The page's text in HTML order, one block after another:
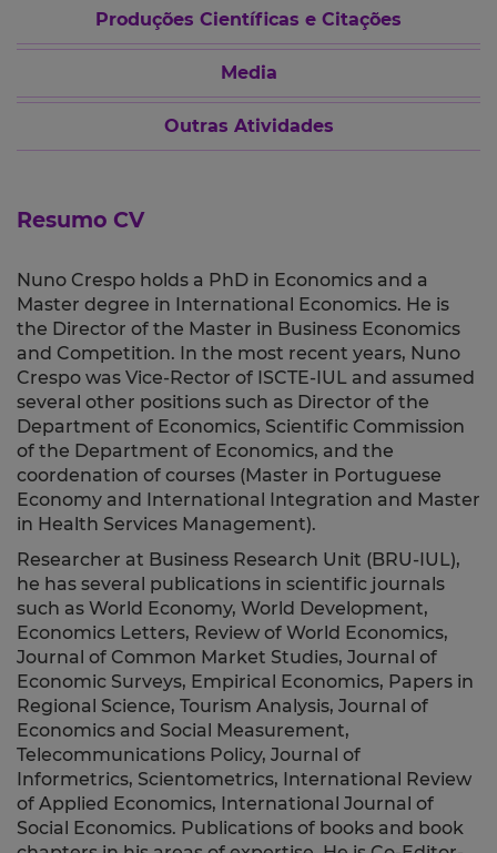
Produções Científicas e Citações
Media
Outras Atividades
Resumo CV
Nuno Crespo holds a PhD in Economics and a
Master degree in International Economics. He is
the Director of the Master in Business Economics
and Competition. In the most recent years, Nuno
Crespo was Vice-Rector of ISCTE-IUL and assumed
several other positions such as Director of the
Department of Economics, Scientific Commission
of the Department of Economics, and the
coordenation of courses (Master in Portuguese
Economy and International Integration and Master
in Health Services Management).
Researcher at Business Research Unit (BRU-IUL),
he has several publications in scientific journals
such as World Economy, World Development,
Economics Letters, Review of World Economics,
Journal of Common Market Studies, Journal of
Economic Surveys, Empirical Economics, Papers in
Regional Science, Tourism Analysis, Journal of
Economics and Social Measurement,
Telecommunications Policy, Journal of
Informetrics, Scientometrics, International Review
of Applied Economics, International Journal of
Social Economics. Publications of books and book